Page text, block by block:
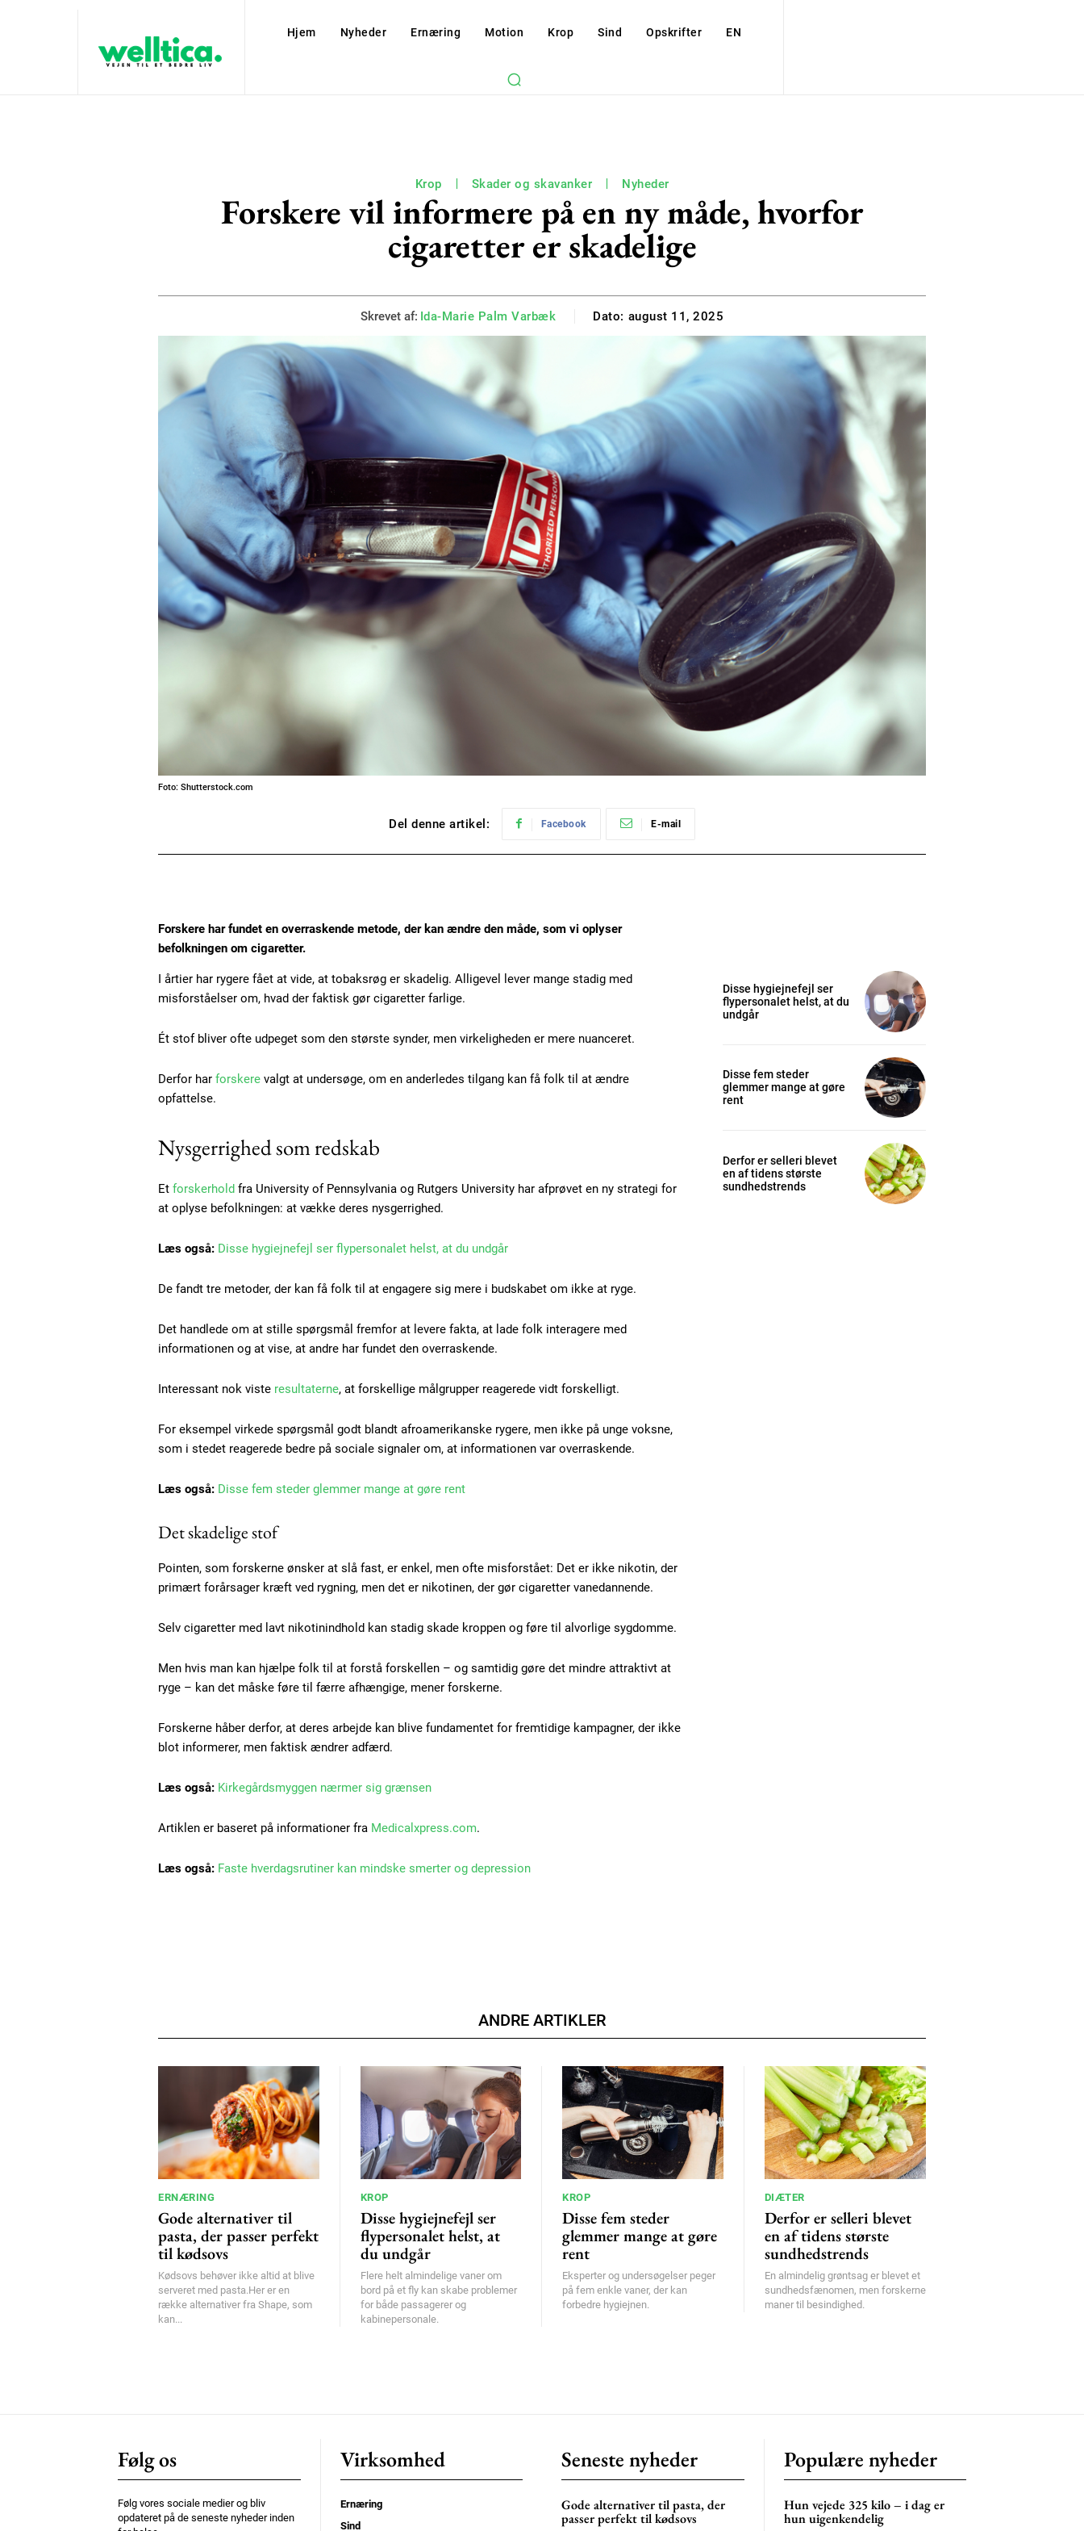
Subscription Plans
Free limited access
Gratis
Etiam est nibh, lobortis sit
Praesent euismod ac
Nullam eu erat condimentum
Orci varius natoque dolor
Member full access
Etiam est nibh, lobortis sit
Praesent euismod ac
Hjem Nyheder Ernæring Motion Krop Sind Opskrifter EN
Krop Skader og skavanker Nyheder
Forskere vil informere på en ny måde, hvorfor
cigaretter er skadelige
Skrevet af: Ida-Marie Palm Varbæk Dato: august 11, 2025
Foto: Shutterstock.com
Del denne artikel: Facebook E-mail
Forskere har fundet en overraskende metode, der kan ændre den måde, som vi oplyser
befolkningen om cigaretter.
I årtier har rygere fået at vide, at tobaksrøg er skadelig. Alligevel lever mange stadig med
misforståelser om, hvad der faktisk gør cigaretter farlige.
Ét stof bliver ofte udpeget som den største synder, men virkeligheden er mere nuanceret.
Derfor har forskere valgt at undersøge, om en anderledes tilgang kan få folk til at ændre
opfattelse.
Nysgerrighed som redskab
Et forskerhold fra University of Pennsylvania og Rutgers University har afprøvet en ny strategi for
at oplyse befolkningen: at vække deres nysgerrighed.
Læs også: Disse hygiejnefejl ser flypersonalet helst, at du undgår
De fandt tre metoder, der kan få folk til at engagere sig mere i budskabet om ikke at ryge.
Det handlede om at stille spørgsmål fremfor at levere fakta, at lade folk interagere med
informationen og at vise, at andre har fundet den overraskende.
Interessant nok viste resultaterne, at forskellige målgrupper reagerede vidt forskelligt.
For eksempel virkede spørgsmål godt blandt afroamerikanske rygere, men ikke på unge voksne,
som i stedet reagerede bedre på sociale signaler om, at informationen var overraskende.
Læs også: Disse fem steder glemmer mange at gøre rent
Det skadelige stof
Pointen, som forskerne ønsker at slå fast, er enkel, men ofte misforstået: Det er ikke nikotin, der
primært forårsager kræft ved rygning, men det er nikotinen, der gør cigaretter vanedannende.
Selv cigaretter med lavt nikotinindhold kan stadig skade kroppen og føre til alvorlige sygdomme.
Men hvis man kan hjælpe folk til at forstå forskellen – og samtidig gøre det mindre attraktivt at
ryge – kan det måske føre til færre afhængige, mener forskerne.
Forskerne håber derfor, at deres arbejde kan blive fundamentet for fremtidige kampagner, der ikke
blot informerer, men faktisk ændrer adfærd.
Læs også: Kirkegårdsmyggen nærmer sig grænsen
Artiklen er baseret på informationer fra Medicalxpress.com.
Læs også: Faste hverdagsrutiner kan mindske smerter og depression
Disse hygiejnefejl ser
flypersonalet helst, at du
undgår
Disse fem steder
glemmer mange at gøre
rent
Derfor er selleri blevet
en af tidens største
sundhedstrends
ANDRE ARTIKLER
ERNÆRING
Gode alternativer til
pasta, der passer perfekt
til kødsovs
Kødsovs behøver ikke altid at blive
serveret med pasta.Her er en
række alternativer fra Shape, som
kan...
KROP
Disse hygiejnefejl ser
flypersonalet helst, at
du undgår
Flere helt almindelige vaner om
bord på et fly kan skabe problemer
for både passagerer og
kabinepersonale.
KROP
Disse fem steder
glemmer mange at gøre
rent
Eksperter og undersøgelser peger
på fem enkle vaner, der kan
forbedre hygiejnen.
DIÆTER
Derfor er selleri blevet
en af tidens største
sundhedstrends
En almindelig grøntsag er blevet et
sundhedsfænomen, men forskerne
maner til besindighed.
Følg os
Følg vores sociale medier og bliv
opdateret på de seneste nyheder inden
Virksomhed
Ernæring
Sind
Seneste nyheder
Gode alternativer til pasta, der
passer perfekt til kødsovs
Populære nyheder
Hun vejede 325 kilo – i dag er
hun uigenkendelig